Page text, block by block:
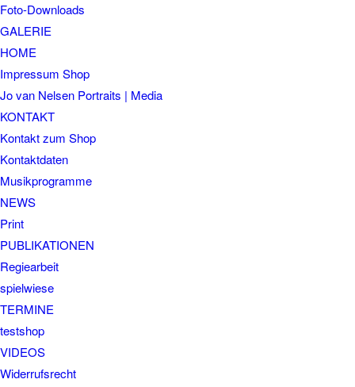
Foto-Downloads
GALERIE
HOME
Impressum Shop
Jo van Nelsen Portraits | Media
KONTAKT
Kontakt zum Shop
Kontaktdaten
Musikprogramme
NEWS
Print
PUBLIKATIONEN
Regiearbeit
spielwiese
TERMINE
testshop
VIDEOS
Widerrufsrecht